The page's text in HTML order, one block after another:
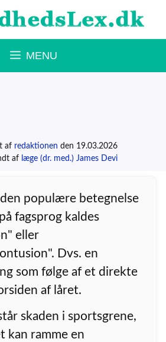
MENU
af redaktionen den 19.03.2026
af læge (dr. med.) James Devi
populære betegnelse
fagsprog kaldes
eller
Dvs. en
som følge af et direkte
af låret.
skaden i sportsgrene,
kan ramme en